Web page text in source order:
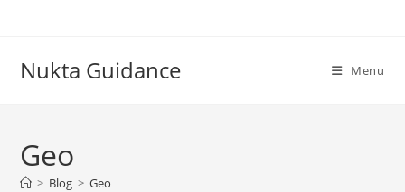
Nukta Guidance Menu
Geo
> Blog > Geo